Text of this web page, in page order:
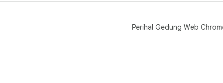
Perihal Gedung Web